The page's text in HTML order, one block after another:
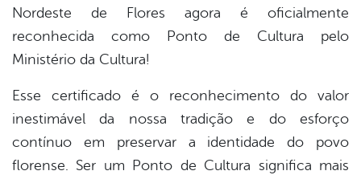
Nordeste de Flores agora é oficialmente
reconhecida como Ponto de Cultura pelo
Ministério da Cultura!
Esse certificado é o reconhecimento do valor
inestimável da nossa tradição e do esforço
contínuo em preservar a identidade do povo
florense. Ser um Ponto de Cultura significa mais